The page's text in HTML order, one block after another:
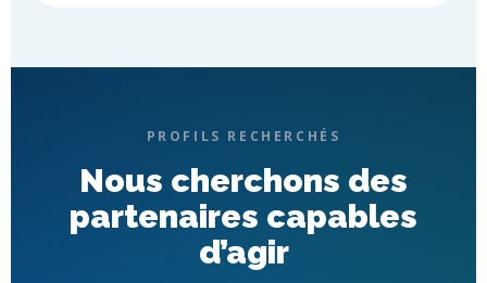
PROFILS RECHERCHÉS
Nous cherchons des
partenaires capables
d’agir